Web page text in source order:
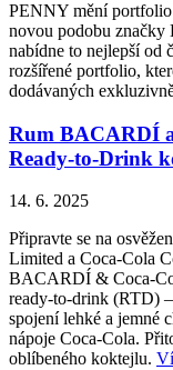
PENNY mění portfolio
novou podobu
nabídne to nejlepší od
rozšířené portfolio,
dodávaných
Rum BACARDÍ
Ready-to-Drink
14. 6. 2025
Připravte se na
Limited a Coca-Cola
BACARDÍ & Coca-
ready-to-drink (RTD)
spojení lehké a jemné
nápoje Coca-Cola.
oblíbeného koktejlu.